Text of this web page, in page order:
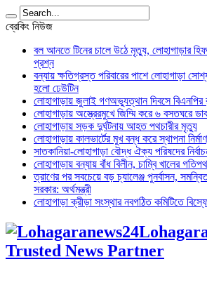
ব্রেকিং নিউজ
বল আনতে টিনের চালে উঠে মৃত্যু, লোহাগাড়ার
প্রশ্ন
বন্যায় ক্ষতিগ্রস্ত পরিবারের পাশে লোহাগাড়া
হলো ঢেউটিন
লোহাগাড়ায় জুলাই গণঅভ্যুত্থান দিবসে বিএনপির
লোহাগাড়ায় অস্ত্রেরমুখে জিম্মি করে ৬ বসতঘরে
লোহাগাড়ায় সড়ক দুর্ঘটনায় আহত পথচারীর মৃত্যু
লোহাগাড়ায় কালভার্টের মুখ বন্ধ করে স্থাপনা
সাতকানিয়া-লোহাগাড়া বৌদ্ধ ঐক্য পরিষদের
লোহাগাড়ায় বন্যায় বাঁধ বিলীন, চাম্বি খালের
ত্রাণের পর সবচেয়ে বড় চ্যালেঞ্জ পুনর্বাসন,
সরকার: অর্থমন্ত্রী
লোহাগাড়া ক্রীড়া সংস্থার নবগঠিত কমিটিতে
Trusted News Partner